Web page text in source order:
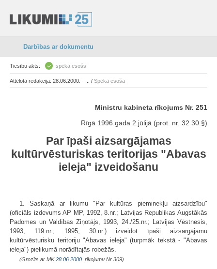
Darbības ar dokumentu
Tiesību akts: spēkā esošs
Attēlotā redakcija: 28.06.2000. - ... / Spēkā esošā
Ministru kabineta rīkojums Nr. 251
Rīgā 1996.gada 2.jūlijā (prot. nr. 32 30.§)
Par īpaši aizsargājamas
kultūrvēsturiskas teritorijas "Abavas
ieleja" izveidošanu
1. Saskaņā ar likumu "Par kultūras pieminekļu aizsardzību"
(oficiāls izdevums AP MP, 1992, 8.nr.; Latvijas Republikas Augstākās
Padomes un Valdības Ziņotājs, 1993, 24./25.nr.; Latvijas Vēstnesis,
1993, 119.nr.; 1995, 30.nr.) izveidot īpaši aizsargājamu
kultūrvēsturisku teritoriju "Abavas ieleja" (turpmāk tekstā - "Abavas
ieleja") pielikumā norādītajās robežās.
(Grozīts ar MK28.06.2000. rīkojumu Nr.309)